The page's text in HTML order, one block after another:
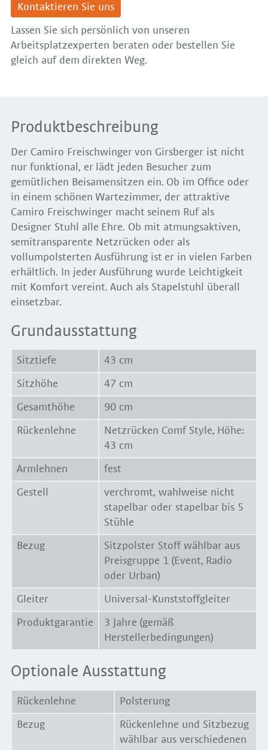
Kontaktieren Sie uns
Lassen Sie sich persönlich von unseren
Arbeitsplatzexperten beraten oder bestellen Sie
gleich auf dem direkten Weg.
Produktbeschreibung
Der Camiro Freischwinger von Girsberger ist nicht
nur funktional, er lädt jeden Besucher zum
gemütlichen Beisamensitzen ein. Ob im Office oder
in einem schönen Wartezimmer, der attraktive
Camiro Freischwinger macht seinem Ruf als
Designer Stuhl alle Ehre. Ob mit atmungsaktiven,
semitransparente Netzrücken oder als
vollumpolsterten Ausführung ist er in vielen Farben
erhältlich. In jeder Ausführung wurde Leichtigkeit
mit Komfort vereint. Auch als Stapelstuhl überall
einsetzbar.
Grundausstattung
Sitztiefe 43 cm
Sitzhöhe 47 cm
Gesamthöhe 90 cm
Rückenlehne
Netzrücken Comf Style, Höhe:
43 cm
Armlehnen fest
Gestell
verchromt, wahlweise nicht
stapelbar oder stapelbar bis 5
Stühle
Bezug
Sitzpolster Stoff wählbar aus
Preisgruppe 1 (Event, Radio
oder Urban)
Gleiter Universal-Kunststoffgleiter
Produktgarantie
3 Jahre (gemäß
Herstellerbedingungen)
Optionale Ausstattung
Rückenlehne Polsterung
Bezug
Rückenlehne und Sitzbezug
wählbar aus verschiedenen